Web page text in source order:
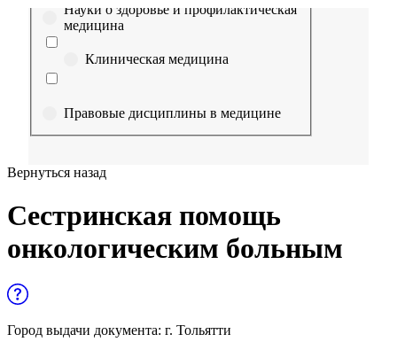
Науки о здоровье и профилактическая
медицина
Клиническая медицина
Правовые дисциплины в медицине
медицине
Образование и педагогические науки
Вернуться назад
Сестринская помощь
онкологическим больным
Город выдачи документа: г. Тольятти